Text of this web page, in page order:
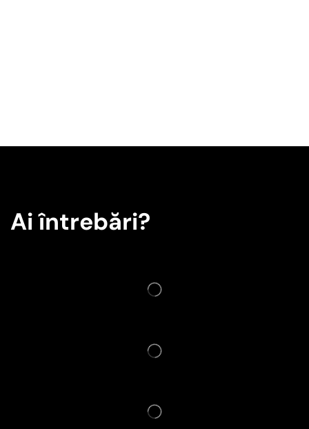
Ai întrebări?